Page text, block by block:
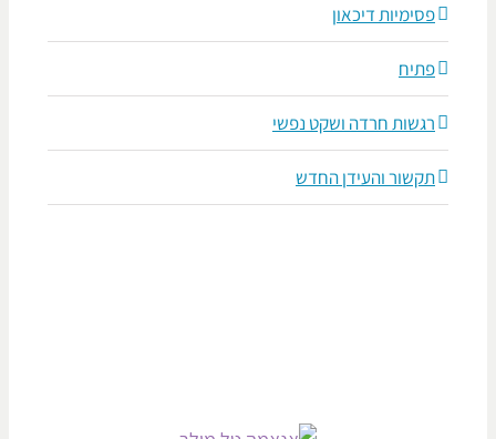
פסימיות דיכאון
רגשות חרדה ושקט נפשי
תקשור והעידן החדש